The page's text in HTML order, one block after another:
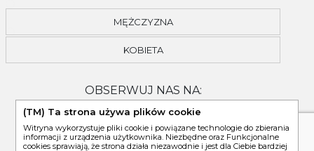
MĘŻCZYZNA
KOBIETA
OBSERWUJ NAS NA:
(TM) Ta strona używa plików cookie
Witryna wykorzystuje pliki cookie i powiązane technologie do zbierania
informacji z urządzenia użytkownika. Niezbędne oraz Funkcjonalne
cookies sprawiają, że strona działa niezawodnie i jest dla Ciebie bardziej